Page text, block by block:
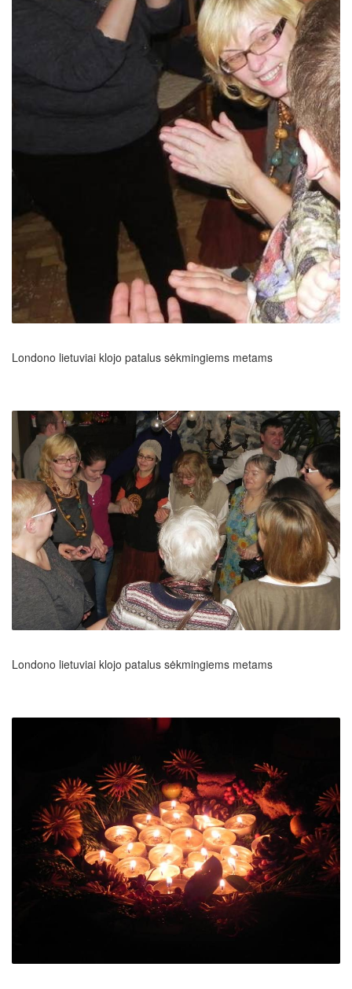
Londono lietuviai klojo patalus sėkmingiems metams
Londono lietuviai klojo patalus sėkmingiems metams